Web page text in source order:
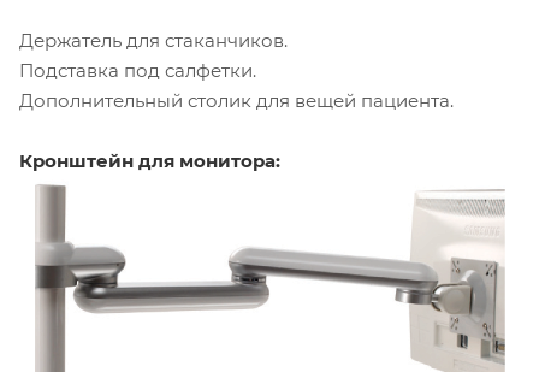
Держатель для стаканчиков.
Подставка под салфетки.
Дополнительный столик для вещей пациента.
Кронштейн для монитора: